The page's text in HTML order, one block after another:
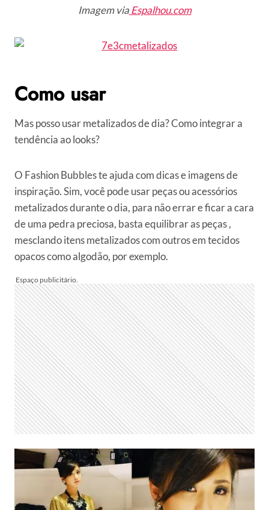
Imagem viaEspalhou.com
Como usar
Mas posso usar metalizados de dia? Como integrar a
tendência ao looks?
O Fashion Bubbles te ajuda com dicas e imagens de
inspiração. Sim, você pode usar peças ou acessórios
metalizados durante o dia, para não errar e ficar a cara
de uma pedra preciosa, basta equilibrar as peças ,
mesclando itens metalizados com outros em tecidos
opacos como algodão, por exemplo.